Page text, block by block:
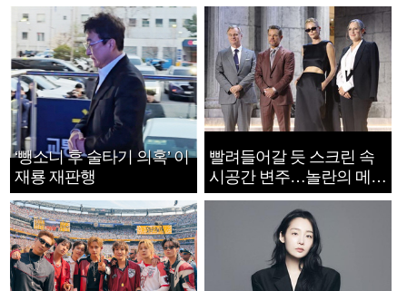
‘뺑소니 후 술타기 의혹’ 이
재룡 재판행
빨려들어갈 듯 스크린 속
시공간 변주…놀란의 메시
지는 ‘전쟁 속죄’